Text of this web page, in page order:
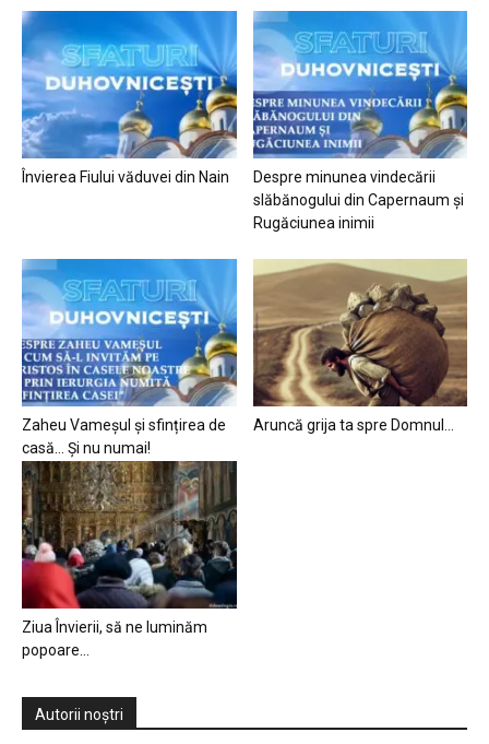
Învierea Fiului văduvei din Nain
Despre minunea vindecării
slăbănogului din Capernaum și
Rugăciunea inimii
Zaheu Vameșul și sfințirea de
casă… Și nu numai!
Aruncă grija ta spre Domnul…
Ziua Învierii, să ne luminăm
popoare…
Autorii noștri